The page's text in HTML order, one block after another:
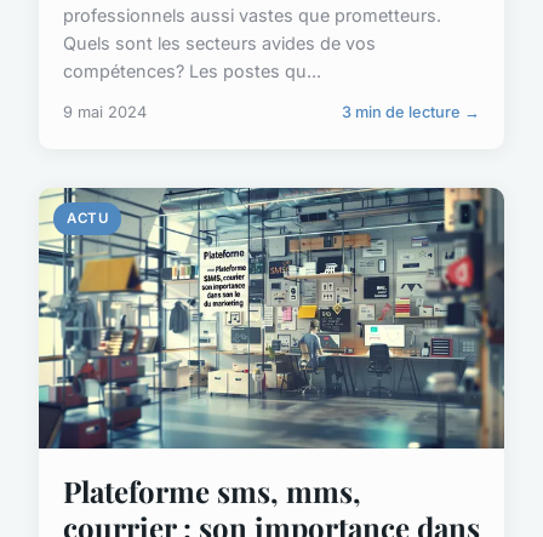
professionnels aussi vastes que prometteurs.
Quels sont les secteurs avides de vos
compétences? Les postes qu...
9 mai 2024 3 min de lecture →
ACTU
Plateforme sms, mms,
courrier : son importance dans